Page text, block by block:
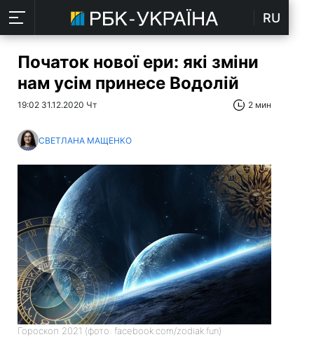
RU
Початок нової ери: які зміни
нам усім принесе Водолій
19:02 31.12.2020 Чт 2 мин
СВЕТЛАНА МАЩЕНКО
Гороскоп 2021 (фото: facebook.com/zodiak.fun)